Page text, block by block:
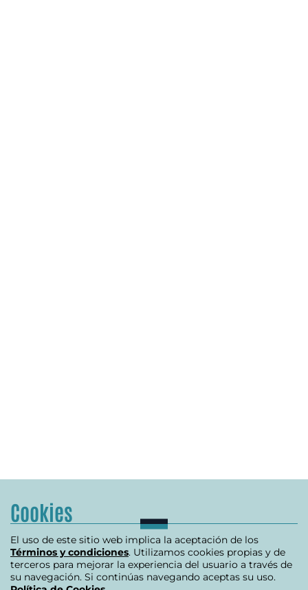
Cookies
El uso de este sitio web implica la aceptación de los
Términos y condiciones. Utilizamos cookies propias y de
terceros para mejorar la experiencia del usuario a través de
su navegación. Si continúas navegando aceptas su uso.